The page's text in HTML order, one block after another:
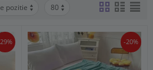
pozitie 80
-20%